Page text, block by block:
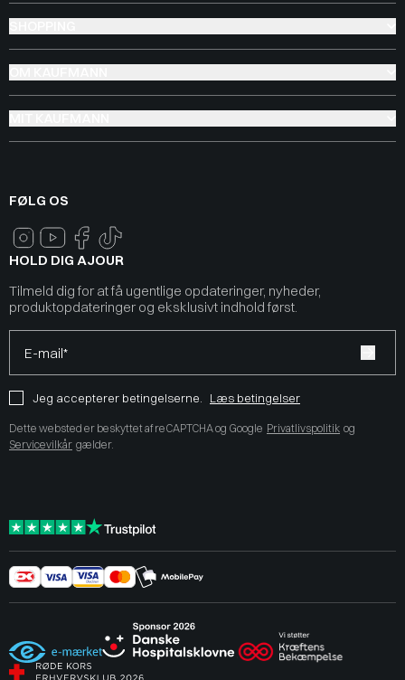
FØLG OS
HOLD DIG AJOUR
Tilmeld dig for at få ugentlige opdateringer, nyheder,
produktopdateringer og eksklusivt indhold først.
E-mail*
Jeg accepterer betingelserne. Læs betingelser
Dette websted er beskyttet af reCAPTCHA og Google Privatlivspolitik og
Servicevilkår gælder.